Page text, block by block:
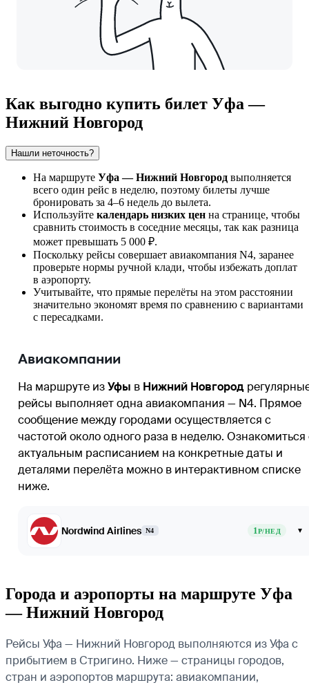
Как выгодно купить билет Уфа —
Нижний Новгород
Нашли неточность?
На маршруте Уфа — Нижний Новгород выполняется
всего один рейс в неделю, поэтому билеты лучше
бронировать за 4–6 недель до вылета.
Используйте календарь низких цен на странице, чтобы
сравнить стоимость в соседние месяцы, так как разница
может превышать 5 000 ₽.
Поскольку рейсы совершает авиакомпания N4, заранее
проверьте нормы ручной клади, чтобы избежать доплат
в аэропорту.
Учитывайте, что прямые перелёты на этом расстоянии
значительно экономят время по сравнению с вариантами
с пересадками.
Авиакомпании
На маршруте изУфы в Нижний Новгород
рейсы выполняет одна авиакомпания — N4. Прямое
сообщение между городами осуществляется с
частотой около одного раза в неделю. Ознакомиться
актуальным расписанием на конкретные даты и
деталями перелёта можно в интерактивном списке
ниже.
Nordwind Airlines N4 1Р/НЕД ▾
Города и аэропорты на маршруте Уфа
— Нижний Новгород
Рейсы Уфа — Нижний Новгород выполняются из Уфа с
прибытием в Стригино. Ниже — страницы городов,
стран и аэропортов маршрута: авиакомпании,